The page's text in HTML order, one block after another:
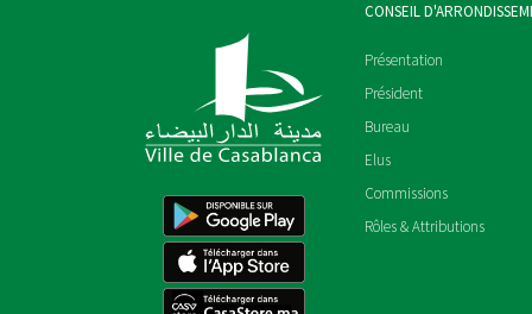
CONSEIL
Présentation
Président
Bureau
Elus
Commissions
Rôles & Attributions